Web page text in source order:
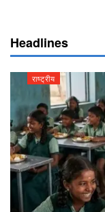
Headlines
राष्ट्रीय